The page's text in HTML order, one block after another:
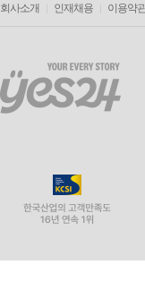
회사소개 인재채용 이용약